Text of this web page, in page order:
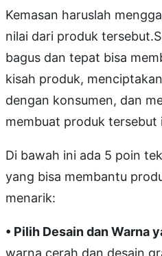
Kemasan haruslah
nilai dari produk
bagus dan tepat bisa
kisah produk,
dengan konsumen, dan
membuat produk tersebut
Di bawah ini ada 5 poin
yang bisa membantu
menarik:
• Pilih Desain dan Warna
warna cerah dan desain